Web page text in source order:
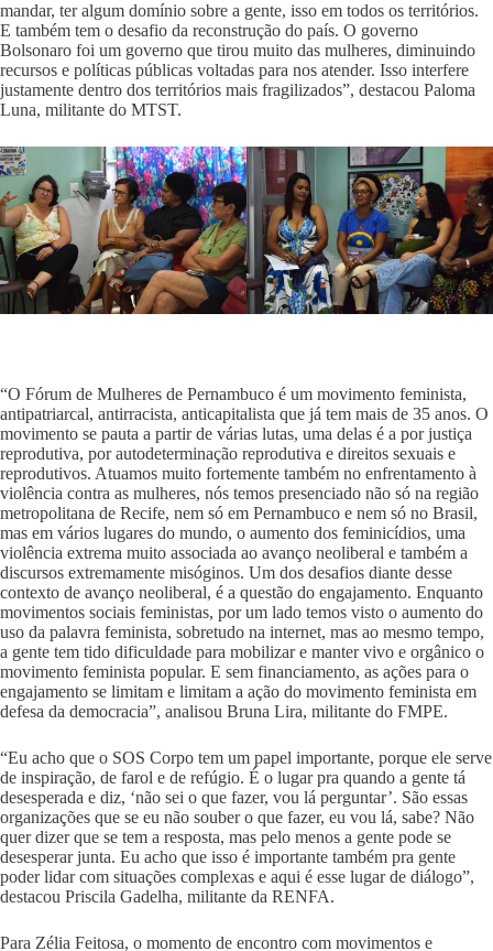
mandar, ter algum domínio sobre a gente, isso em todos os territórios.
E também tem o desafio da reconstrução do país. O governo
Bolsonaro foi um governo que tirou muito das mulheres, diminuindo
recursos e políticas públicas voltadas para nos atender. Isso interfere
justamente dentro dos territórios mais fragilizados”, destacou Paloma
Luna, militante do MTST.
“O Fórum de Mulheres de Pernambuco é um movimento feminista,
antipatriarcal, antirracista, anticapitalista que já tem mais de 35 anos. O
movimento se pauta a partir de várias lutas, uma delas é a por justiça
reprodutiva, por autodeterminação reprodutiva e direitos sexuais e
reprodutivos. Atuamos muito fortemente também no enfrentamento à
violência contra as mulheres, nós temos presenciado não só na região
metropolitana de Recife, nem só em Pernambuco e nem só no Brasil,
mas em vários lugares do mundo, o aumento dos feminicídios, uma
violência extrema muito associada ao avanço neoliberal e também a
discursos extremamente misóginos. Um dos desafios diante desse
contexto de avanço neoliberal, é a questão do engajamento. Enquanto
movimentos sociais feministas, por um lado temos visto o aumento do
uso da palavra feminista, sobretudo na internet, mas ao mesmo tempo,
a gente tem tido dificuldade para mobilizar e manter vivo e orgânico o
movimento feminista popular. E sem financiamento, as ações para o
engajamento se limitam e limitam a ação do movimento feminista em
defesa da democracia”, analisou Bruna Lira, militante do FMPE.
“Eu acho que o SOS Corpo tem um papel importante, porque ele serve
de inspiração, de farol e de refúgio. É o lugar pra quando a gente tá
desesperada e diz, ‘não sei o que fazer, vou lá perguntar’. São essas
organizações que se eu não souber o que fazer, eu vou lá, sabe? Não
quer dizer que se tem a resposta, mas pelo menos a gente pode se
desesperar junta. Eu acho que isso é importante também pra gente
poder lidar com situações complexas e aqui é esse lugar de diálogo”,
destacou Priscila Gadelha, militante da RENFA.
Para Zélia Feitosa, o momento de encontro com movimentos e